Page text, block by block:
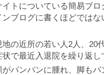
イトについている簡易ブ
ンブログに書くほどでは
地の近所の若い人2人、20
状で最近入退院を繰り返し
がパンパンに腫れ、脚も